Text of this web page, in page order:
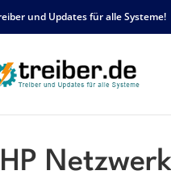
und Updates für alle Systeme!
HP